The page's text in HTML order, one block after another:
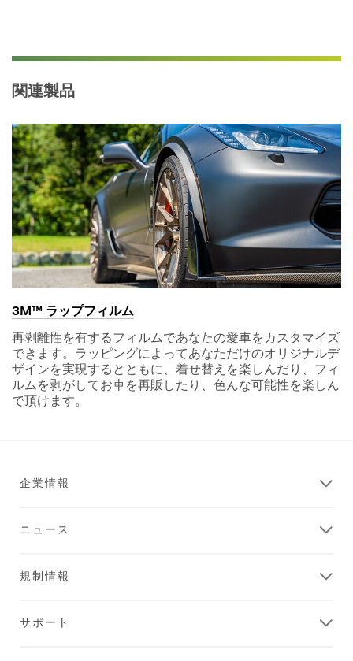
関連製品
3M™ ラップフィルム
再剥離性を有するフィルムであなたの愛車をカスタマイズ
できます。ラッピングによってあなただけのオリジナルデ
ザインを実現するとともに、着せ替えを楽しんだり、フィ
ルムを剥がしてお車を再販したり、色んな可能性を楽しん
で頂けます。
企業情報
ニュース
規制情報
サポート